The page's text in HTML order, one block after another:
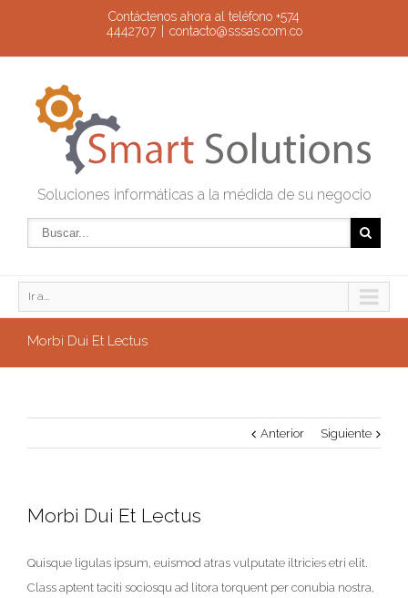
Contáctenos ahora al teléfono +574
4442707
contacto@sssas.com.co
Soluciones informáticas a la médida de su negocio
Ir a...
Morbi Dui Et Lectus
Anterior Siguiente
Morbi Dui Et Lectus
Quisque ligulas ipsum, euismod atras vulputate iltricies etri elit.
Class aptent taciti sociosqu ad litora torquent per conubia nostra,